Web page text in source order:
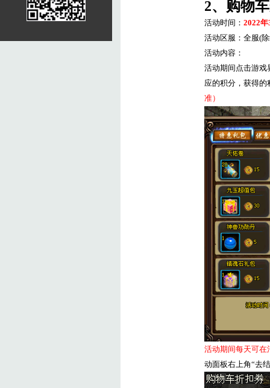
2、购物
活动时间： 2022年
活动区服：全服(
活动内容：
活动期间点击游戏
应的积分，获得
准）
活动期间每天可在
动面板右上角“去